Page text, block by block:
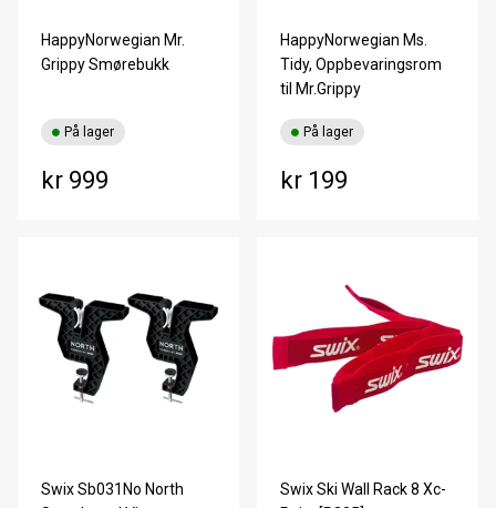
HappyNorwegian Mr.
Grippy Smørebukk
kr 999
På lager
HappyNorwegian Ms.
Tidy, Oppbevaringsrom
til Mr.Grippy
kr 199
På lager
Swix Sb031No North
Swix Ski Wall Rack 8 Xc-